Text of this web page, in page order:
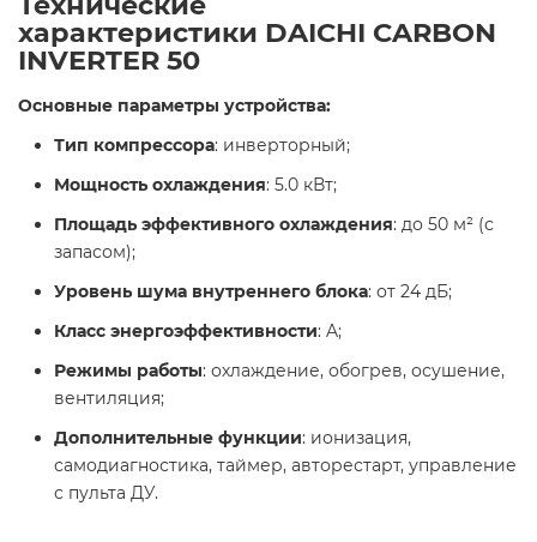
характеристики DAICHI CARBON
INVERTER 50
Основные параметры устройства:
Тип компрессора: инверторный;
Мощность охлаждения: 5.0 кВт;
Площадь эффективного охлаждения: до 50 м² (с
запасом);
Уровень шума внутреннего блока: от 24 дБ;
Класс энергоэффективности: A;
Режимы работы: охлаждение, обогрев, осушение,
вентиляция;
Дополнительные функции: ионизация,
самодиагностика, таймер, авторестарт, управление
с пульта ДУ.